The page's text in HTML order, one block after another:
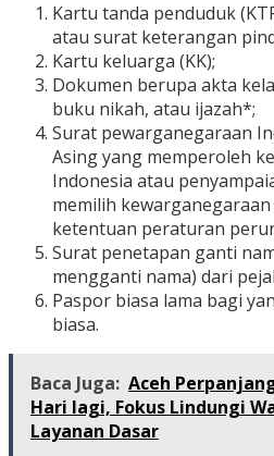
Kartu tanda penduduk
atau surat keterangan
Kartu keluarga (KK);
Dokumen berupa akta
buku nikah, atau ijazah*;
Surat pewarganegaraan
Asing yang memperoleh
Indonesia atau
memilih
ketentuan peraturan
Surat penetapan ganti
mengganti nama) dari
Paspor biasa lama bagi
biasa.
Baca Juga: Aceh
Hari lagi, Fokus Lindungi
Layanan Dasar